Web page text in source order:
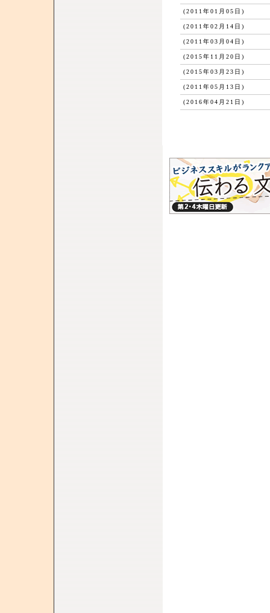
(2011年01月05日)
(2011年02月14日)
(2011年03月04日)
(2015年11月20日)
(2015年03月23日)
(2011年05月13日)
(2016年04月21日)